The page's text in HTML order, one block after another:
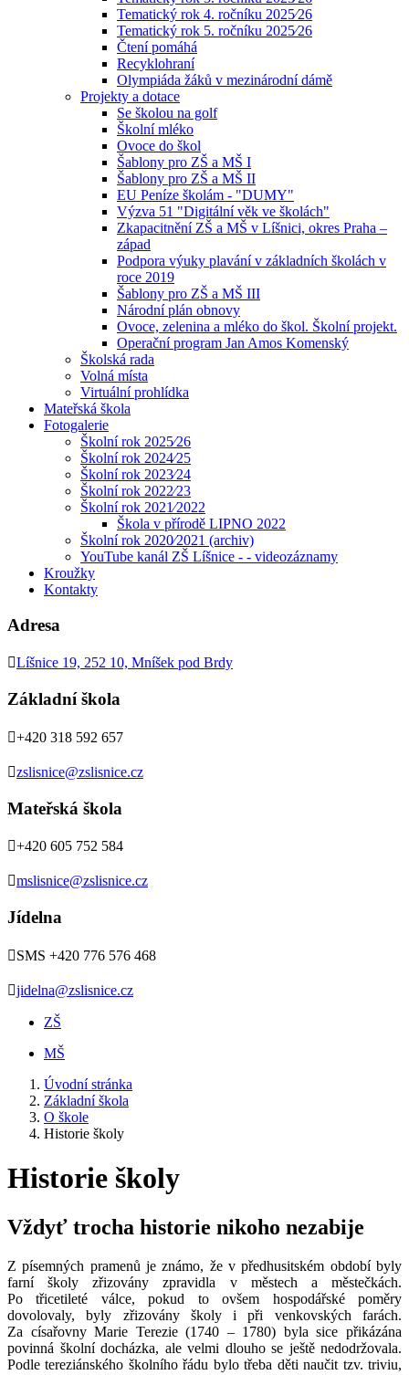
Tematický rok 4. ročníku 2025⁄26
Tematický rok 5. ročníku 2025⁄26
Čtení pomáhá
Recyklohraní
Olympiáda žáků v mezinárodní dámě
Projekty a dotace
Se školou na golf
Školní mléko
Ovoce do škol
Šablony pro ZŠ a MŠ I
Šablony pro ZŠ a MŠ II
EU Peníze školám - "DUMY"
Výzva 51 "Digitální věk ve školách"
Zkapacitnění ZŠ a MŠ v Líšnici, okres Praha –
západ
Podpora výuky plavání v základních školách v
roce 2019
Šablony pro ZŠ a MŠ III
Národní plán obnovy
Ovoce, zelenina a mléko do škol. Školní projekt.
Operační program Jan Amos Komenský
Školská rada
Volná místa
Virtuální prohlídka
Mateřská škola
Fotogalerie
Školní rok 2025⁄26
Školní rok 2024⁄25
Školní rok 2023⁄24
Školní rok 2022⁄23
Školní rok 2021⁄2022
Škola v přírodě LIPNO 2022
Školní rok 2020⁄2021 (archiv)
YouTube kanál ZŠ Líšnice - - videozáznamy
Kroužky
Kontakty
Adresa
Líšnice 19, 252 10, Mníšek pod Brdy
Základní škola
+420 318 592 657
zslisnice@zslisnice.cz
Mateřská škola
+420 605 752 584
mslisnice@zslisnice.cz
Jídelna
SMS +420 776 576 468
jidelna@zslisnice.cz
ZŠ
MŠ
Úvodní stránka
Základní škola
O škole
Historie školy
Historie školy
Vždyť trocha historie nikoho nezabije
Z písemných pramenů je známo, že v předhusitském období byly
farní školy zřizovány zpravidla v městech a městečkách.
Po třicetileté válce, pokud to ovšem hospodářské poměry
dovolovaly, byly zřizovány školy i při venkovských farách.
Za císařovny Marie Terezie (1740 – 1780) byla sice přikázána
povinná školní docházka, ale velmi dlouho se ještě nedodržovala.
Podle tereziánského školního řádu bylo třeba děti naučit tzv. triviu,